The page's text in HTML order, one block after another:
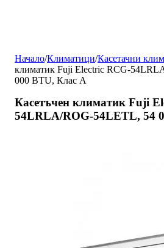
Начало/Климатици/Касетачни
климатик Fuji Electric RCG-
000 BTU, Клас А
Касетъчен климатик Fuji
54LRLA/ROG-54LETL, 54